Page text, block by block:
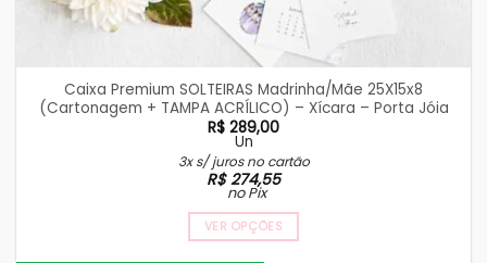
Caixa Premium SOLTEIRAS Madrinha/Mãe 25X15x8
(Cartonagem + TAMPA ACRÍLICO) – Xícara – Porta Jóia
R$ 289,00
Un
3x s/ juros no cartão
R$274,55
no Pix
VER OPÇÕES